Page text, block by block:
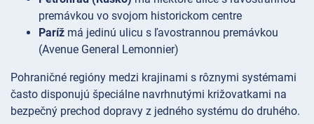
premávkou vo svojom historickom centre
Paríž má jedinú ulicu s ľavostrannou premávkou
(Avenue General Lemonnier)
Pohraničné regióny medzi krajinami s rôznymi systémami
často disponujú špeciálne navrhnutými križovatkami na
bezpečný prechod dopravy z jedného systému do druhého.